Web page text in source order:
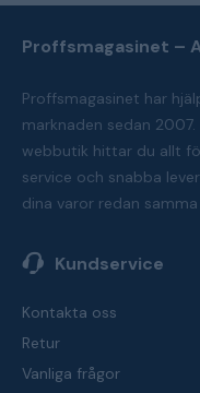
Proffsmagasinet –
Proffsmagasinet har
marknaden sedan
webbutik hittar du allt
service och snabba
dina varor redan
Kundservice
Kontakta oss
Retur
Vanliga frågor